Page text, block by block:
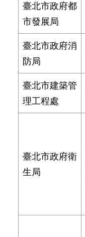
臺北市政府都
市發展局
臺北市政府消
防局
臺北市建築管
理工程處
臺北市政府衛
生局